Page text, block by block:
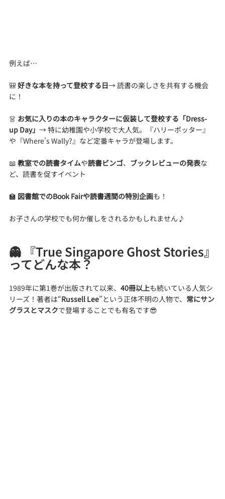
例えば…
🎒 好きな本を持って登校する日→ 読書の楽しさを共有する機会
に！
👗 お気に入りの本のキャラクターに仮装して登校する「Dress-
up Day」 → 特に幼稚園や小学校で大人気。『ハリーポッター』
や『Where's Wally?』など定番キャラが登場します。
📖 教室での読書タイムや読書ビンゴ、 ブックレビューの発表な
ど、読書を促すイベント
🏫 図書館でのBook Fairや読書週間の特別企画も！
お子さんの学校でも何か催しをされるかもしれません♪
👻 『True Singapore Ghost Stories』
ってどんな本？
1989年に第1巻が出版されて以来、 40冊以上も続いている人気シ
リーズ！著者は“Russell Lee”という正体不明の人物で、 常にサン
グラスとマスクで登場することでも有名です😎